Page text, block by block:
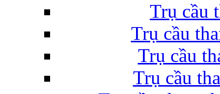
Trụ cầu
Trụ cầu
Trụ cầu
Trụ cầu